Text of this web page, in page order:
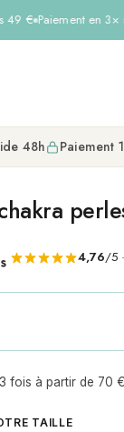
€ Paiement en 3×
48h Paiement
4,76/5
fois à partir de 70 €
TAILLE